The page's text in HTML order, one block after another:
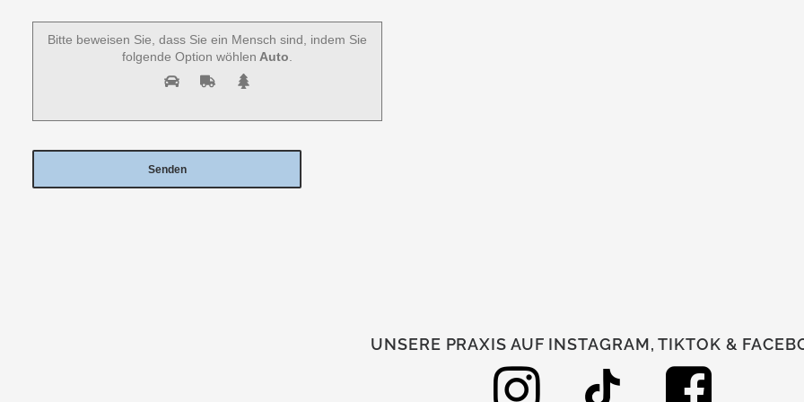
Bitte beweisen Sie, dass Sie ein Mensch sind, indem Sie
folgende Option wöhlen Auto
UNSERE PRAXIS AUF INSTAGRAM, TIKTOK &